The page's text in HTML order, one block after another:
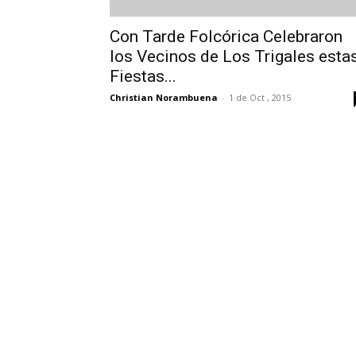
Con Tarde Folcórica Celebraron
los Vecinos de Los Trigales
Fiestas...
Christian Norambuena - 1 de Oct , 2015